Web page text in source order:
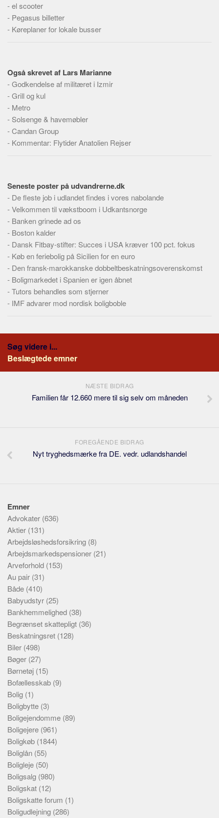
Køb og salg
Økonomi
Statistik
Praktisk
Alle
Meta
Dokumenttyper
Personer
Steder
Kilder
Om
Webstedet
Forhistorien
Redigering
Tekstannoncer
Bannere
-el scooter
- Pegasus billetter
- Køreplaner for lokale busser
Også skrevet af Lars Marianne
-Godkendelse af militæret i Izmir
-Grill og kul
- Metro
- Solsenge & havemøbler
-Candan Group
- Kommentar: Flytider Anatolien Rejser
Seneste poster på udvandrerne.dk
- De fleste job i udlandet findes i vores nabolande
-Velkommen til vækstboom i Udkantsnorge
- Banken grinede ad os
- Boston kalder
- Dansk Fitbay-stifter: Succes i USA kræver 100 pct. fokus
- Køb en feriebolig på Sicilien for en euro
- Den fransk-marokkanske dobbeltbeskatningsoverenskomst
- Boligmarkedet i Spanien er igen åbnet
-Tutors behandles som stjerner
- IMF advarer mod nordisk boligboble
Søg videre i...
Beslægtede emner
NÆSTE BIDRAG
Familien får 12.660 mere til sig selv om måneden
FOREGÅENDE BIDRAG
Nyt tryghedsmærke fra DE. vedr. udlandshandel
Emner
Advokater (636)
Aktier (131)
Arbejdsløshedsforsikring (8)
Arbejdsmarkedspensioner (21)
Arveforhold (153)
Au pair (31)
Både (410)
Babyudstyr (25)
Bankhemmelighed (38)
Begrænset skattepligt (36)
Beskatningsret (128)
Biler (498)
Bøger (27)
Børnetøj (15)
Bofællesskab (9)
Bolig (1)
Boligbytte (3)
Boligejendomme (89)
Boligejere (961)
Boligkøb (1844)
Boliglån (55)
Boligleje (50)
Boligsalg (980)
Boligskat (12)
Boligskatte forum (1)
Boligudlejning (286)